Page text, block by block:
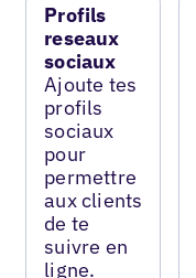
Profils
reseaux
sociaux
Ajoute tes
profils
sociaux
pour
permettre
aux clients
de te
suivre en
ligne.